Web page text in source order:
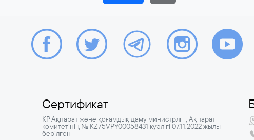
Сертификат
ҚР Ақпарат және қоғамдық даму министрлігі, Ақпарат
комитетінің № KZ75VPY00058431 куәлігі 07.11.2022 жылы
берілген